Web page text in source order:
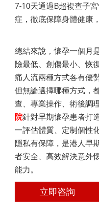
7-10天通過B超複查子
症，徹底保障身體健康
總結來說，懷孕一個月
險最低、創傷最小、恢
痛人流兩種方式各有優
但無論選擇哪種方式，
查、專業操作、術後調
院針對早期懷孕患者打
一評估體質、定制個性
隱私有保障，是港人早
者安全、高效解決意外
能力。
立即咨詢